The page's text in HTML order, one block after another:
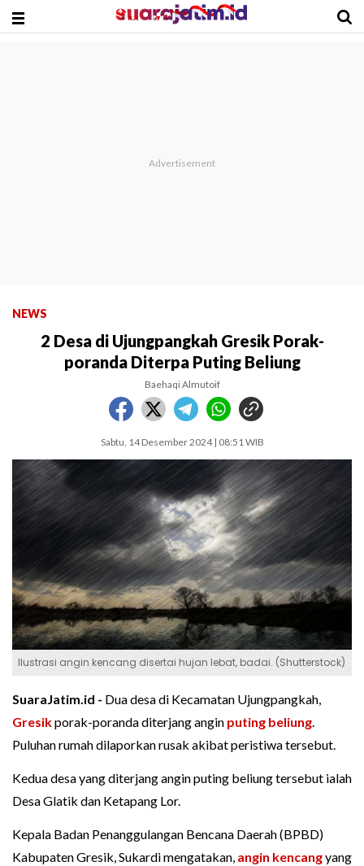
NEWS
2 Desa di Ujungpangkah Gresik Porak-
poranda Diterpa Puting Beliung
Baehaqi Almutoif
Sabtu, 14 Desember 2024 | 08:51 WIB
Ilustrasi angin kencang disertai hujan lebat, badai. (Shutterstock)
SuaraJatim.id - Dua desa di Kecamatan Ujungpangkah,
Gresikporak-poranda diterjang angin puting beliung.
Puluhan rumah dilaporkan rusak akibat peristiwa tersebut.
Kedua desa yang diterjang angin puting beliung tersebut ialah
Desa Glatik dan Ketapang Lor.
Kepala Badan Penanggulangan Bencana Daerah (BPBD)
Kabupaten Gresik, Sukardi mengatakan, angin kencangyang